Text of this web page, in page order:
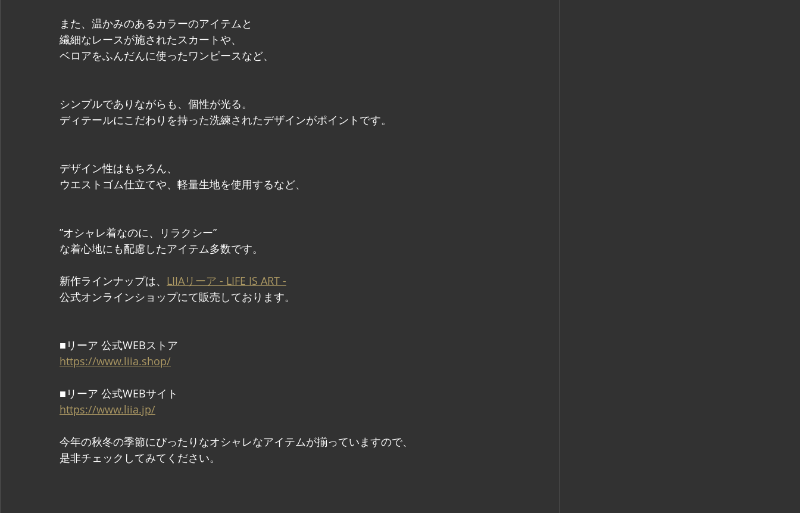
また、温かみのあるカラーのアイテムと
繊細なレースが施されたスカートや、
ベロアをふんだんに使ったワンピースなど、
シンプルでありながらも、個性が光る。
ディテールにこだわりを持った洗練されたデザインがポイントです。
デザイン性はもちろん、
ウエストゴム仕立てや、軽量生地を使用するなど、
”オシャレ着なのに、リラクシー”
な着心地にも配慮したアイテム多数です。
新作ラインナップは、 LIIAリーア - LIFE IS ART -
公式オンラインショップにて販売しております。
■リーア 公式WEBストア
https://www.liia.shop/
■リーア 公式WEBサイト
https://www.liia.jp/
今年の秋冬の季節にぴったりなオシャレなアイテムが揃っていますので、
是非チェックしてみてください。